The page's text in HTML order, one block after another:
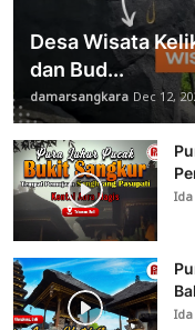
Desa Wisata
dan Bud...
damarsangkara Dec 12,